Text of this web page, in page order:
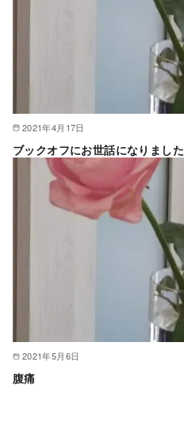
2021年4月17日
ブックオフにお世話になりました
2021年5月6日
腹痛